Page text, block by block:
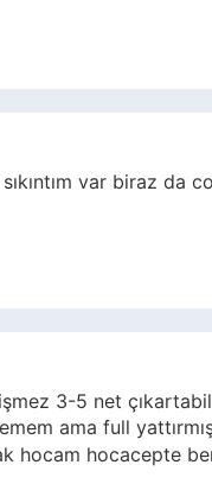
var biraz da
3-5 net
ama full
hocam hocacepte